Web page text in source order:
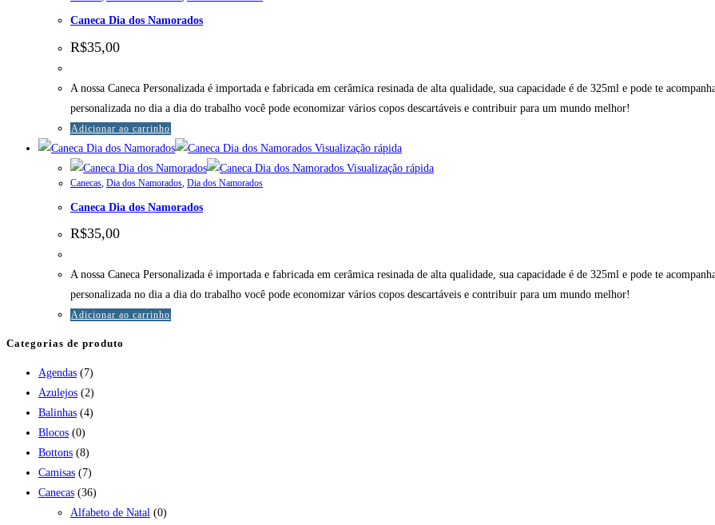
Caneca Dia dos Namorados
R$35,00
A nossa Caneca Personalizada é importada e fabricada em cerâmica resinada de alta qualidade, sua capacidade é de 325ml e pode te
personalizada no dia a dia do trabalho você pode economizar vários copos descartáveis e contribuir para um mundo melhor!
Adicionar ao carrinho
Visualização rápida
Visualização rápida
Canecas, Dia dos Namorados, Dia dos Namorados
Caneca Dia dos Namorados
R$35,00
A nossa Caneca Personalizada é importada e fabricada em cerâmica resinada de alta qualidade, sua capacidade é de 325ml e pode te
personalizada no dia a dia do trabalho você pode economizar vários copos descartáveis e contribuir para um mundo melhor!
Adicionar ao carrinho
Categorias de produto
Agendas (7)
Azulejos (2)
Balinhas (4)
Blocos (0)
Bottons (8)
Camisas (7)
Canecas (36)
Alfabeto de Natal (0)